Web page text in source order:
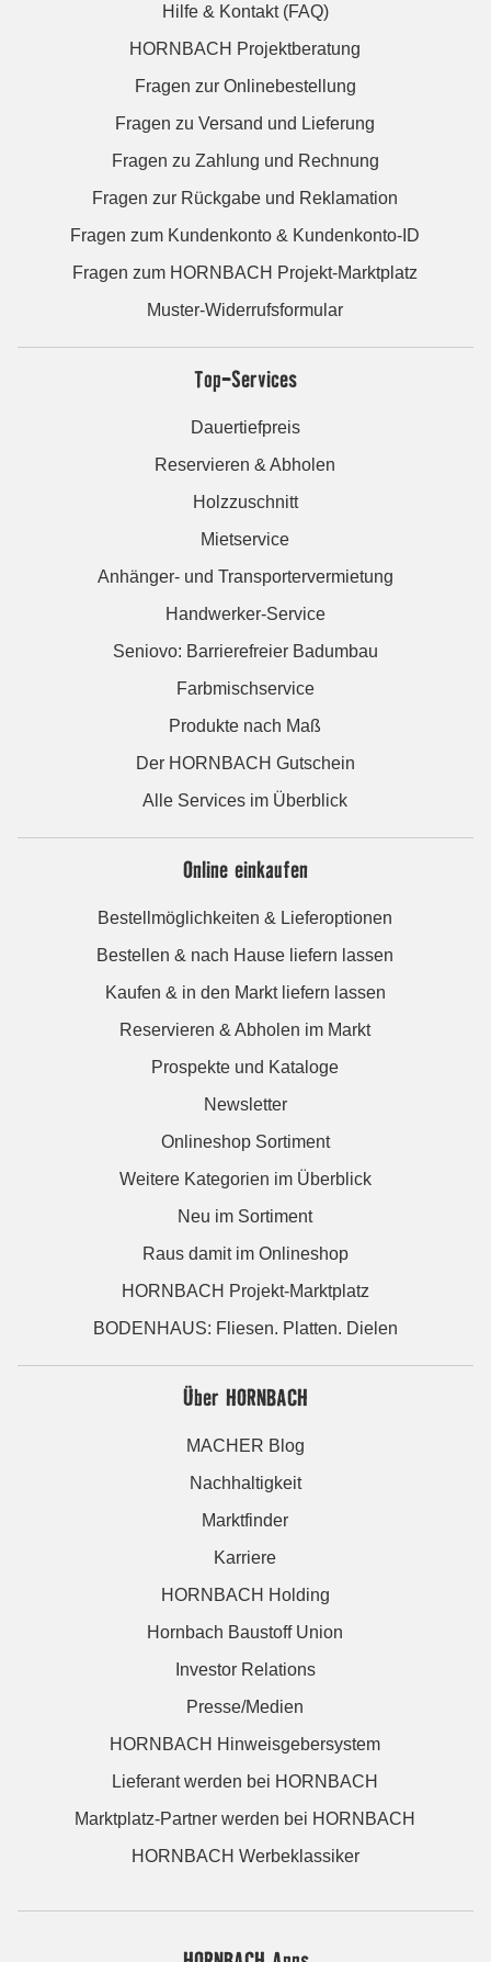
Hilfe & Kontakt (FAQ)
HORNBACH Projektberatung
Fragen zur Onlinebestellung
Fragen zu Versand und Lieferung
Fragen zu Zahlung und Rechnung
Fragen zur Rückgabe und Reklamation
Fragen zum Kundenkonto & Kundenkonto-ID
Fragen zum HORNBACH Projekt-Marktplatz
Muster-Widerrufsformular
Top-Services
Dauertiefpreis
Reservieren & Abholen
Holzzuschnitt
Mietservice
Anhänger- und Transportervermietung
Handwerker-Service
Seniovo: Barrierefreier Badumbau
Farbmischservice
Produkte nach Maß
Der HORNBACH Gutschein
Alle Services im Überblick
Online einkaufen
Bestellmöglichkeiten & Lieferoptionen
Bestellen & nach Hause liefern lassen
Kaufen & in den Markt liefern lassen
Reservieren & Abholen im Markt
Prospekte und Kataloge
Newsletter
Onlineshop Sortiment
Weitere Kategorien im Überblick
Neu im Sortiment
Raus damit im Onlineshop
HORNBACH Projekt-Marktplatz
BODENHAUS: Fliesen. Platten. Dielen
Über HORNBACH
MACHER Blog
Nachhaltigkeit
Marktfinder
Karriere
HORNBACH Holding
Hornbach Baustoff Union
Investor Relations
Presse/Medien
HORNBACH Hinweisgebersystem
Lieferant werden bei HORNBACH
Marktplatz-Partner werden bei HORNBACH
HORNBACH Werbeklassiker